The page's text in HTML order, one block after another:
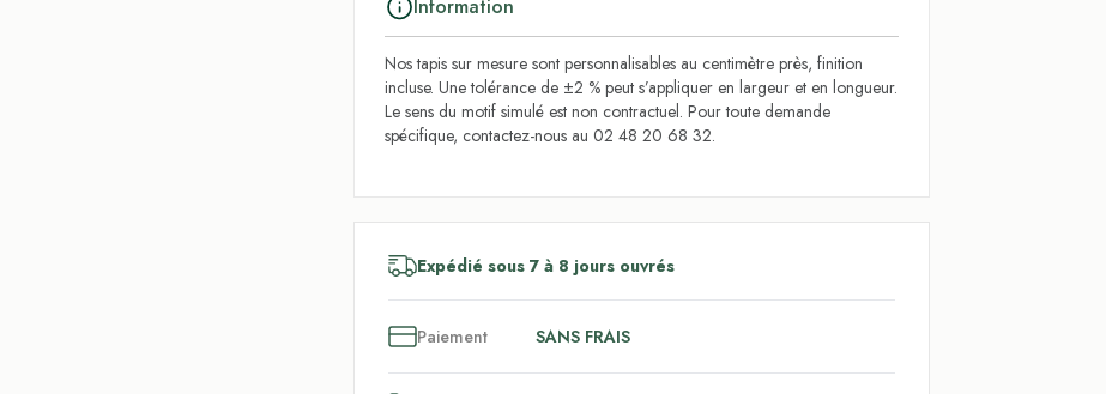
Information
Nos tapis sur mesure sont personnalisables au centimètre près, finition
incluse. Une tolérance de ±2 % peut s’appliquer en largeur et en longueur.
Le sens du motif simulé est non contractuel. Pour toute demande
spécifique, contactez-nous au 02 48 20 68 32.
Expédié sous 7 à 8 jours ouvrés
Paiement SANS FRAIS